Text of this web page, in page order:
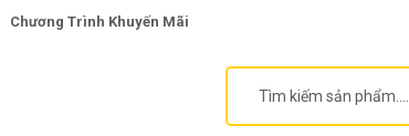
Chương Trình Khuyến Mãi